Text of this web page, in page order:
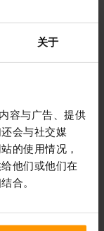
关于
容与广告、提供
会与社交媒
的使用情况，
他们或他们在
合。